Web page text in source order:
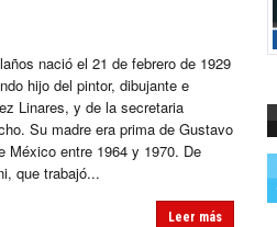
nació el 21 de febrero de 1929
hijo del pintor, dibujante e
Linares, y de la secretaria
Su madre era prima de Gustavo
México entre 1964 y 1970. De
que trabajó...
Leer más